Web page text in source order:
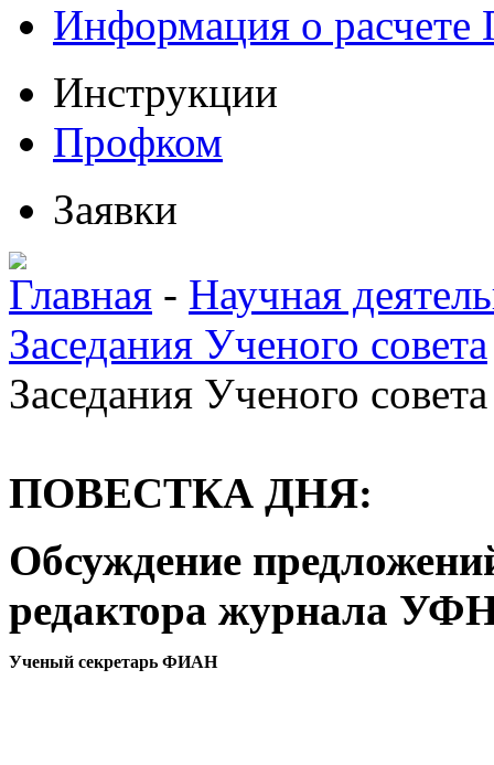
Информация о
Инструкции
Профком
Заявки
Главная - Научная
Заседания Ученого совета
Заседания Ученого
ПОВЕСТКА ДНЯ:
Обсуждение
редактора журнала
Ученый секретарь ФИАН